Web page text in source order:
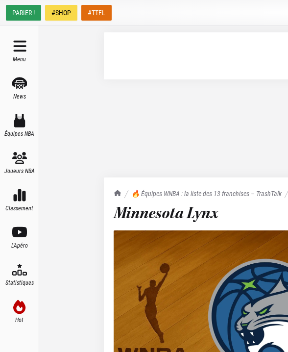
PARIER ! #SHOP #TTFL
Menu
News
Équipes NBA
Joueurs NBA
Classement
L'Apéro
Statistiques
Hot
TrashTalk Actu NBA
🔥 Équipes WNBA : la liste des 13 franchises – TrashTalk
effectif - TrashTalk
Minnesota Lynx